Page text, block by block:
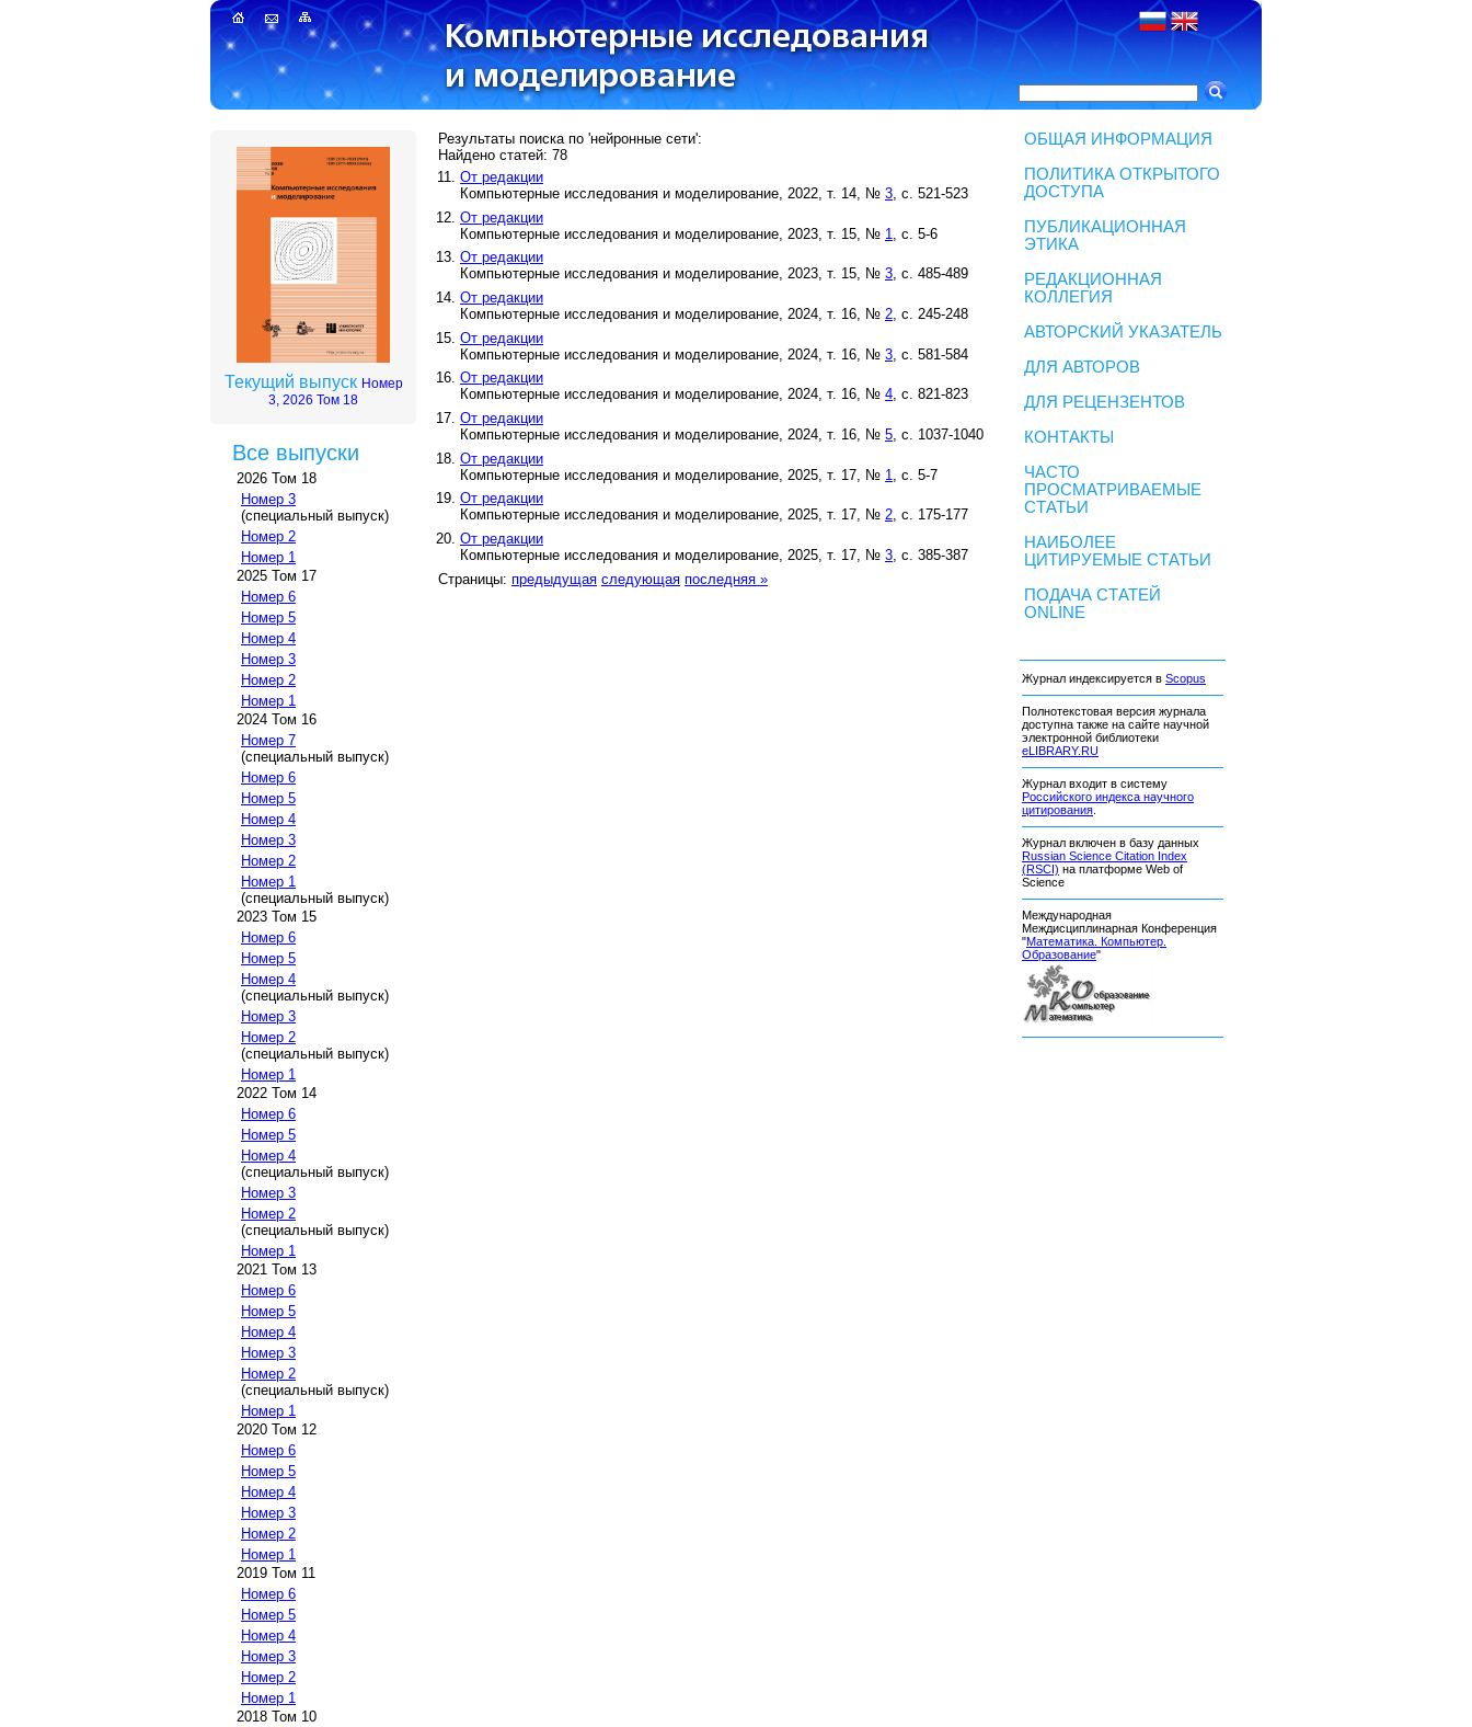
Текущий выпуск Номер
3, 2026 Том 18
Все выпуски
2026 Том 18
Номер 3
(специальный выпуск)
Номер 2
Номер 1
2025 Том 17
Номер 6
Номер 5
Номер 4
Номер 3
Номер 2
Номер 1
2024 Том 16
Номер 7
(специальный выпуск)
Номер 6
Номер 5
Номер 4
Номер 3
Номер 2
Номер 1
(специальный выпуск)
2023 Том 15
Номер 6
Номер 5
Номер 4
(специальный выпуск)
Номер 3
Номер 2
(специальный выпуск)
Номер 1
2022 Том 14
Номер 6
Номер 5
Номер 4
(специальный выпуск)
Номер 3
Номер 2
(специальный выпуск)
Номер 1
2021 Том 13
Номер 6
Номер 5
Номер 4
Номер 3
Номер 2
(специальный выпуск)
Номер 1
2020 Том 12
Номер 6
Номер 5
Номер 4
Номер 3
Номер 2
Номер 1
2019 Том 11
Номер 6
Номер 5
Номер 4
Номер 3
Номер 2
Номер 1
2018 Том 10
Результаты поиска по 'нейронные сети':
Найдено статей: 78
От редакции
Компьютерные исследования и моделирование, 2022, т. 14, № 3, с. 521-523
От редакции
Компьютерные исследования и моделирование, 2023, т. 15, № 1
, с. 5-6
От редакции
Компьютерные исследования и моделирование, 2023, т. 15, № 3, с. 485-489
От редакции
Компьютерные исследования и моделирование, 2024, т. 16, № 2 , с. 245-248
От редакции
Компьютерные исследования и моделирование, 2024, т. 16, № 3 , с. 581-584
От редакции
Компьютерные исследования и моделирование, 2024, т. 16, № 4, с. 821-823
От редакции
Компьютерные исследования и моделирование, 2024, т. 16, № 5 , с. 1037-1040
От редакции
Компьютерные исследования и моделирование, 2025, т. 17, № 1
, с. 5-7
От редакции
Компьютерные исследования и моделирование, 2025, т. 17, № 2, с. 175-177
От редакции
Компьютерные исследования и моделирование, 2025, т. 17, № 3 , с. 385-387
Страницы: предыдущая следующая последняя »
ОБЩАЯ ИНФОРМАЦИЯ
ПОЛИТИКА ОТКРЫТОГО
ДОСТУПА
ПУБЛИКАЦИОННАЯ
ЭТИКА
РЕДАКЦИОННАЯ
КОЛЛЕГИЯ
АВТОРСКИЙ УКАЗАТЕЛЬ
ДЛЯ АВТОРОВ
ДЛЯ РЕЦЕНЗЕНТОВ
КОНТАКТЫ
ЧАСТО
ПРОСМАТРИВАЕМЫЕ
СТАТЬИ
НАИБОЛЕЕ
ЦИТИРУЕМЫЕ СТАТЬИ
ПОДАЧА СТАТЕЙ
ONLINE
Журнал индексируется в Scopus
Полнотекстовая версия журнала
доступна также на сайте научной
электронной библиотеки
eLIBRARY.RU
Журнал входит в систему
Российского индекса научного
цитирования
Журнал включен в базу данных
Russian Science Citation Index
(RSCI) на платформе Web of
Science
Международная
Междисциплинарная Конференция
"Математика. Компьютер.
Образование"